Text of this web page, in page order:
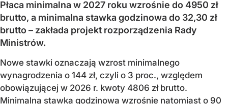
Płaca minimalna w 2027 roku wzrośnie do 4950 zł
brutto, a minimalna stawka godzinowa do 32,30 zł
brutto – zakłada projekt rozporządzenia Rady
Ministrów.
Nowe stawki oznaczają wzrost minimalnego
wynagrodzenia o 144 zł, czyli o 3 proc., względem
obowiązującej w 2026 r. kwoty 4806 zł brutto.
Minimalna stawka godzinowa wzrośnie natomiast o 90